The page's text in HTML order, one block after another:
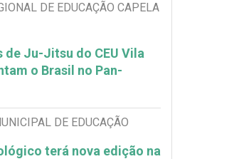
DE EDUCAÇÃO CAPELA
de Ju-Jitsu do CEU Vila
o Brasil no Pan-
DE EDUCAÇÃO
terá nova edição na